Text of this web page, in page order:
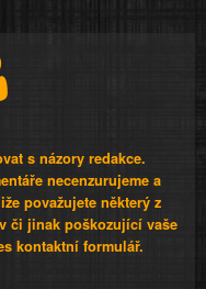
s názory redakce.
necenzurujeme a
považujete některý z
či jinak poškozující vaše
kontaktní formulář.